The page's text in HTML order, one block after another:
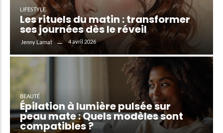
LIFESTYLE
Les rituels du matin : transformer
ses journées dès le réveil
Jenny Larnat 4 avril 2026
BEAUTÉ
Épilation à lumière pulsée sur
peau mate : Quels modèles sont
compatibles ?